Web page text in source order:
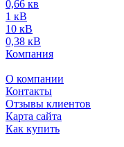
0,66 кв
1 кВ
10 кВ
0,38 кВ
Компания
О компании
Контакты
Отзывы клиентов
Карта сайта
Как купить